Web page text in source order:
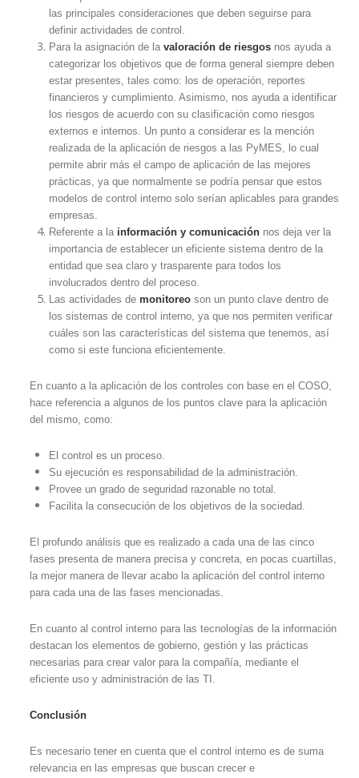
las principales consideraciones que deben seguirse para
definir actividades de control.
Para la asignación de la valoración de riesgos nos ayuda a
categorizar los objetivos que de forma general siempre deben
estar presentes, tales como: los de operación, reportes
financieros y cumplimiento. Asimismo, nos ayuda a identificar
los riesgos de acuerdo con su clasificación como riesgos
externos e internos. Un punto a considerar es la mención
realizada de la aplicación de riesgos a las PyMES, lo cual
permite abrir más el campo de aplicación de las mejores
prácticas, ya que normalmente se podría pensar que estos
modelos de control interno solo serían aplicables para grandes
empresas.
Referente a la información y comunicación nos deja ver la
importancia de establecer un eficiente sistema dentro de la
entidad que sea claro y trasparente para todos los
involucrados dentro del proceso.
Las actividades de monitoreo son un punto clave dentro de
los sistemas de control interno, ya que nos permiten verificar
cuáles son las características del sistema que tenemos, así
como si este funciona eficientemente.
En cuanto a la aplicación de los controles con base en el COSO,
hace referencia a algunos de los puntos clave para la aplicación
del mismo, como:
El control es un proceso.
Su ejecución es responsabilidad de la administración.
Provee un grado de seguridad razonable no total.
Facilita la consecución de los objetivos de la sociedad.
El profundo análisis que es realizado a cada una de las cinco
fases presenta de manera precisa y concreta, en pocas cuartillas,
la mejor manera de llevar acabo la aplicación del control interno
para cada una de las fases mencionadas.
En cuanto al control interno para las tecnologías de la información
destacan los elementos de gobierno, gestión y las prácticas
necesarias para crear valor para la compañía, mediante el
eficiente uso y administración de las TI.
Conclusión
Es necesario tener en cuenta que el control interno es de suma
relevancia en las empresas que buscan crecer e